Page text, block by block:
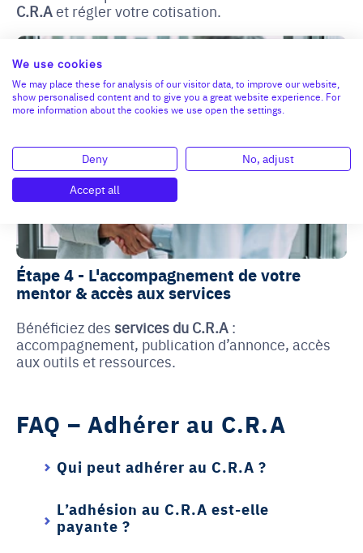
C.R.Aet régler votre cotisation.
Étape 4 - L'accompagnement de votre
mentor & accès aux services
Bénéficiez des services du C.R.A :
accompagnement, publication d’annonce, accès
aux outils et ressources.
FAQ – Adhérer au C.R.A
Qui peut adhérer au C.R.A ?
L’adhésion au C.R.A est-elle
payante ?
We use cookies
We may place these for analysis of our visitor data, to improve our website,
show personalised content and to give you a great website experience. For
more information about the cookies we use open the settings.
Deny
No, adjust
Accept all